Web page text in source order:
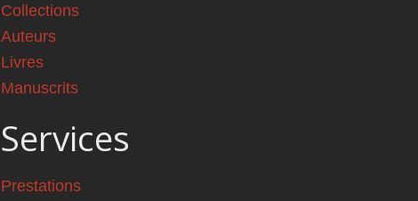
Collections
Auteurs
Livres
Manuscrits
Services
Prestations